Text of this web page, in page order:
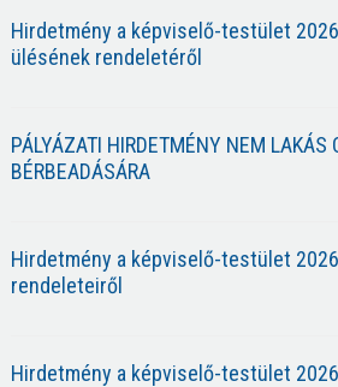
Hirdetmény a képviselő-testület
ülésének rendeletéről
PÁLYÁZATI HIRDETMÉNY NEM LAKÁS
BÉRBEADÁSÁRA
Hirdetmény a képviselő-testület
rendeleteiről
Hirdetmény a képviselő-testület